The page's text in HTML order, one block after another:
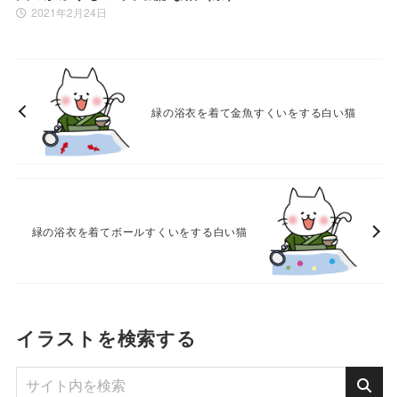
2021年2月24日
緑の浴衣を着て金魚すくいをする白い猫
緑の浴衣を着てボールすくいをする白い猫
イラストを検索する